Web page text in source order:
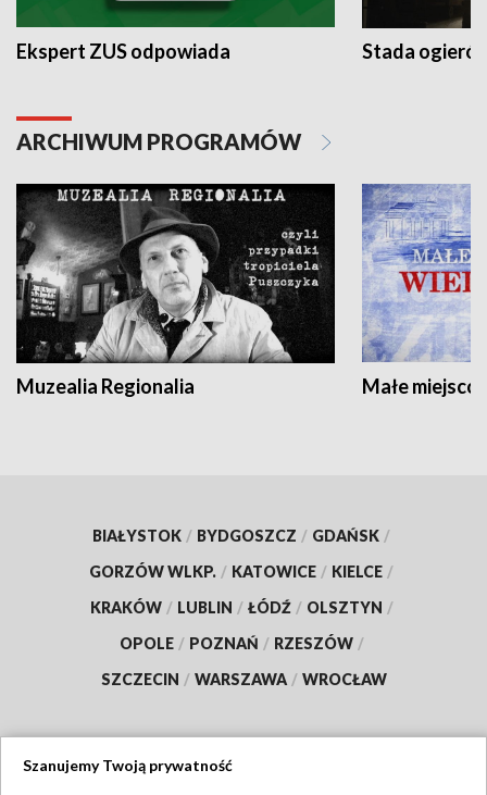
Ekspert ZUS odpowiada Stada
ARCHIWUM PROGRAMÓW
Muzealia Regionalia Małe
BIAŁYSTOK / BYDGOSZCZ / GDAŃSK /
GORZÓW WLKP. / KATOWICE / KIELCE /
KRAKÓW / LUBLIN / ŁÓDŹ / OLSZTYN /
OPOLE / POZNAŃ / RZESZÓW /
SZCZECIN / WARSZAWA / WROCŁAW
Szanujemy Twoją prywatność